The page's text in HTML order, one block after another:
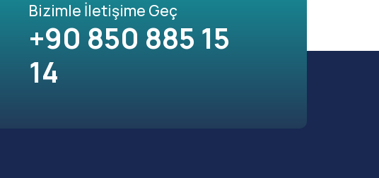
Bizimle İletişime Geç
+90 850 885 15
14